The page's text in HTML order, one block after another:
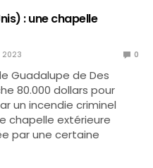
: une chapelle
2023 0
Guadalupe de Des
80.000 dollars pour
un incendie criminel
chapelle extérieure
par une certaine